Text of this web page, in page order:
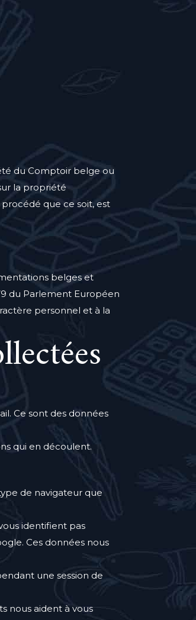
du Comptoir belge ou
la propriété
que ce soit, est
belges et
du Parlement Européen
personnel et à la
Ce sont des données
qui en découlent.
de navigateur que
identifient pas
Ces données nous
une session de
nous aident à vous